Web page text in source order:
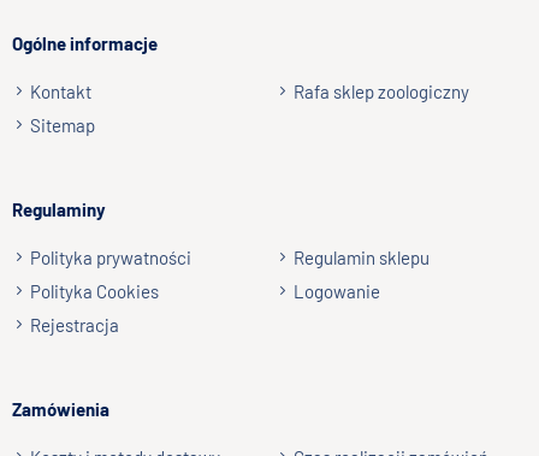
Ogólne informacje
Kontakt
Rafa sklep zoologiczny
Sitemap
Regulaminy
Polityka prywatności
Regulamin sklepu
Polityka Cookies
Logowanie
Rejestracja
Zamówienia